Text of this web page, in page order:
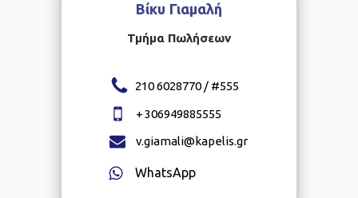
Βίκυ Γιαμαλή
Τμήμα Πωλήσεων
210 6028770 / #555
+306949885555
v.giamali@kapelis.gr
WhatsApp